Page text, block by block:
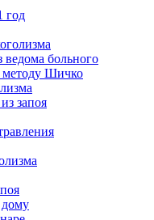
год
ведома больного
методу Шичко
запоя
дому